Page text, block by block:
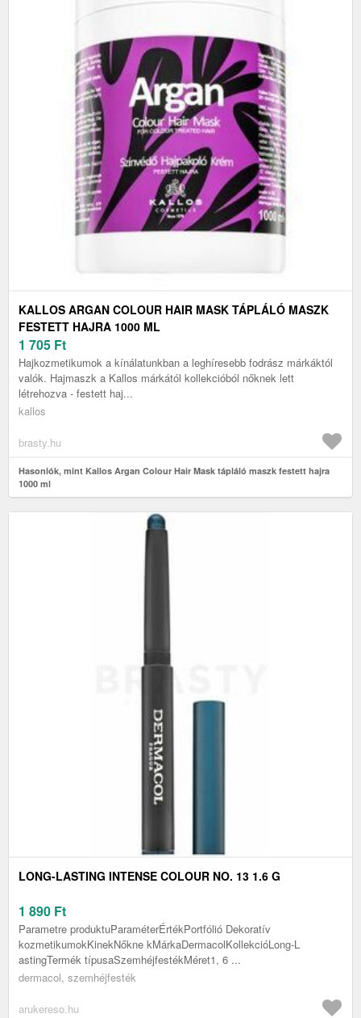
KALLOS ARGAN COLOUR HAIR MASK TÁPLÁLÓ MASZK
FESTETT HAJRA 1000 ML
1 705 Ft
Hajkozmetikumok a kínálatunkban a leghíresebb fodrász márkáktól
valók. Hajmaszk a Kallos márkától kollekcióból nőknek lett
létrehozva - festett haj...
kallos
brasty.hu
Hasonlók, mint Kallos Argan Colour Hair Mask tápláló maszk festett hajra
1000 ml
LONG-LASTING INTENSE COLOUR NO. 13 1.6 G
1 890 Ft
Parametre produktuParaméterÉrtékPortfólió Dekoratív
kozmetikumokKinekNőkne kMárkaDermacolKollekcióLong-L
astingTermék típusaSzemhéjfestékMéret1, 6 ...
dermacol, szemhéjfesték
arukereso.hu